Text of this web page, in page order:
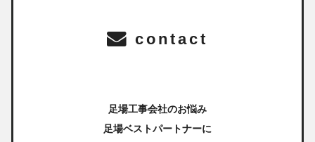
contact
足場工事会社のお悩み
足場ベストパートナーに